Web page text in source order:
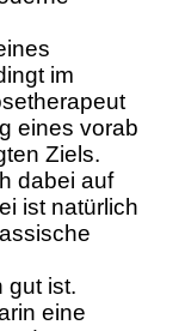
im
eines vorab
Ziels.
dabei auf
ist natürlich
gut ist.
eine